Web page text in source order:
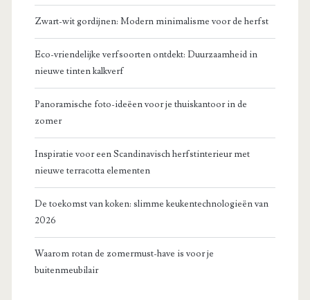
Zwart-wit gordijnen: Modern minimalisme voor de herfst
Eco-vriendelijke verfsoorten ontdekt: Duurzaamheid in
nieuwe tinten kalkverf
Panoramische foto-ideëen voor je thuiskantoor in de
zomer
Inspiratie voor een Scandinavisch herfstinterieur met
nieuwe terracotta elementen
De toekomst van koken: slimme keukentechnologieën van
2026
Waarom rotan de zomermust-have is voor je
buitenmeubilair